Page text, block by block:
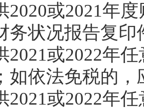
2020或2021年
务状况报告复
2021或2022年
如依法免税的，
2021或2022年